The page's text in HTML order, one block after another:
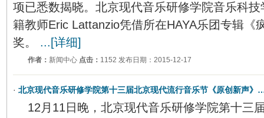
项已悉数揭晓。北京现代音乐研修学院音乐科
籍教师Eric Lattanzio凭借所在HAYA乐团专辑《
奖。
...[详细]
作者： 新闻中心 点击： 1152 发布日期：2015-12-17
· 北京现代音乐研修学院第十三届北京现代流行音乐节《原创新声》
12月11日晚，北京现代音乐研修学院第十三